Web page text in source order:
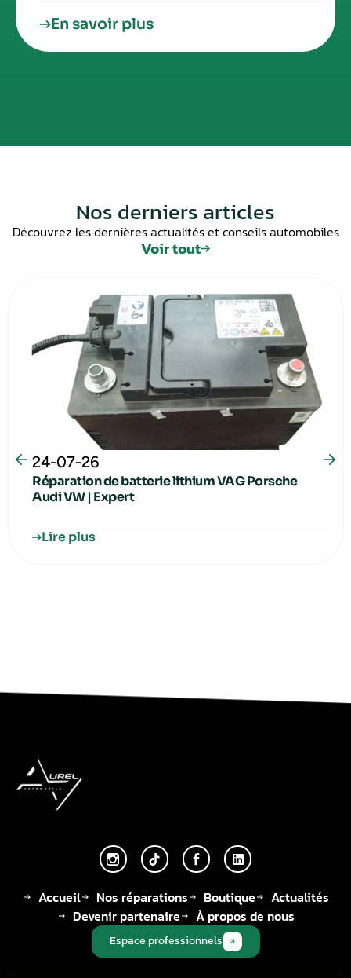
En savoir plus
Nos derniers articles
Découvrez les dernières actualités et conseils automobiles
Voir tout
24-07-26
Réparation de batterie lithium VAG Porsche
Audi VW | Expert
Lire plus
Accueil Nos réparations Boutique
Actualités
Devenir partenaire
À propos de nous
Espace professionnels